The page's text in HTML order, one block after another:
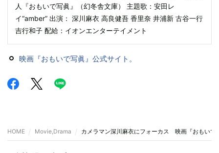
人『おもいで写眞』（幻冬舎文庫） 主題歌：安田レ
イ“amber” 出演： 深川麻衣 高良健吾 香里奈 井浦新 古谷一行
吉行和子 配給：イオンエンターテイメント
映画『おもいで写眞』公式サイト。
HOME Movie,Drama カメラマン深川麻衣にフォーカス 映画『おもいで